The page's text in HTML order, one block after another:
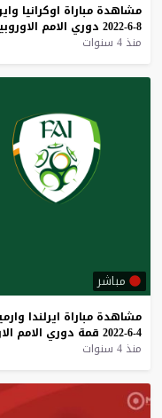
مشاهدة مباراة اوكرانيا
8-6-2022
دوري الامم
منذ 4 سنوات
مباشر
مشاهدة مباراة ايرلندا
4-6-2022
قمة دوري الامم
منذ 4 سنوات